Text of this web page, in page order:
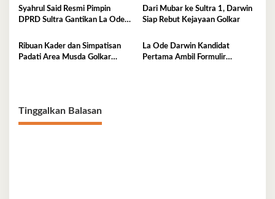
Golkar Mubar
Akar Rumput
Syahrul Said Resmi Pimpin
DPRD Sultra Gantikan La Ode
Dari Mubar ke Sultra 1, Darwin
Siap Rebut Kejayaan Golkar
Ribuan Kader dan Simpatisan
Padati Area Musda Golkar
La Ode Darwin Kandidat
Pertama Ambil Formulir
Tinggalkan Balasan